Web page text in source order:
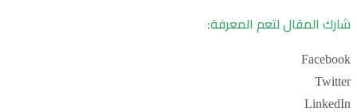
شارك المقال لتعم المعرفة:
Facebook
Twitter
LinkedIn